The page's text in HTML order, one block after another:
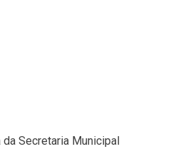
Secretaria Municipal